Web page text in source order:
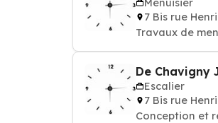
7 Bis rue
Travaux de
De Chavigny
Escalier
7 Bis rue
Conception et